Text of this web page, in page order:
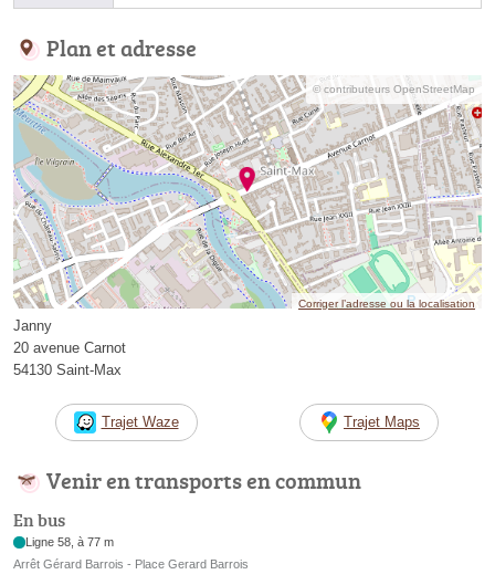
Plan et adresse
© contributeurs OpenStreetMap
Corriger l’adresse ou la localisation
Janny
20 avenue Carnot
54130 Saint-Max
Trajet Waze Trajet Maps
Venir en transports en commun
En bus
Ligne 58, à 77 m
Arrêt Gérard Barrois - Place Gerard Barrois